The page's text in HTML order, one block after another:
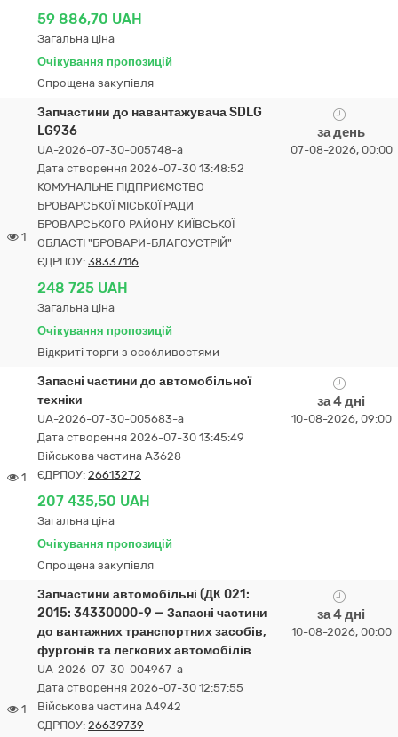
59 886,70 UAH
Загальна ціна
Очікування пропозицій
Спрощена закупівля
1
Запчастини до навантажувача SDLG
LG936
UA-2026-07-30-005748-a
Дата створення 2026-07-30 13:48:52
КОМУНАЛЬНЕ ПІДПРИЄМСТВО
БРОВАРСЬКОЇ МІСЬКОЇ РАДИ
БРОВАРСЬКОГО РАЙОНУ КИЇВСЬКОЇ
ОБЛАСТІ "БРОВАРИ-БЛАГОУСТРІЙ"
ЄДРПОУ: 38337116
248 725 UAH
Загальна ціна
Очікування пропозицій
Відкриті торги з особливостями
за день
07-08-2026, 00:00
1
Запасні частини до автомобільної
техніки
UA-2026-07-30-005683-a
Дата створення 2026-07-30 13:45:49
Військова частина А3628
ЄДРПОУ: 26613272
207 435,50 UAH
Загальна ціна
Очікування пропозицій
Спрощена закупівля
за 4 дні
10-08-2026, 09:00
1
Запчастини автомобільні (ДК 021:
2015: 34330000-9 — Запасні частини
до вантажних транспортних засобів,
фургонів та легкових автомобілів
UA-2026-07-30-004967-a
Дата створення 2026-07-30 12:57:55
Військова частина А4942
ЄДРПОУ: 26639739
за 4 дні
10-08-2026, 00:00